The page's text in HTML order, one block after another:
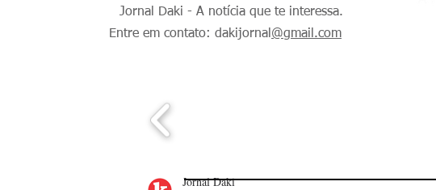
Jornal Daki - A notícia que te interessa.
Entre em contato: dakijornal @gmail.com
Jornal Daki